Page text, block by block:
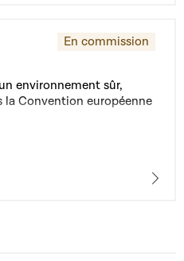
En commission
environnement sûr,
la Convention européenne